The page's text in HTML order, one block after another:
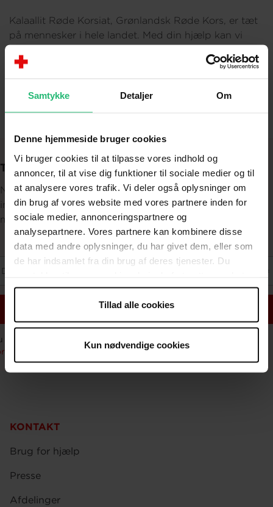
Samtykke Detaljer Om
Denne hjemmeside bruger cookies
Vi bruger cookies til at tilpasse vores indhold og
annoncer, til at vise dig funktioner til sociale medier og til
at analysere vores trafik. Vi deler også oplysninger om
din brug af vores website med vores partnere inden for
sociale medier, annonceringspartnere og
analysepartnere. Vores partnere kan kombinere disse
data med andre oplysninger, du har givet dem, eller som
de har indsamlet fra din brug af deres tjenester. Du
anvende vores hjemmeside.
Tillad alle cookies
Kun nødvendige cookies
Kalaallit Røde Korsiat, Grønlandsk Røde Kors, er tæt
på mennesker i hele landet. Med din hjælp kan vi
værktøjer til at tale med børn om deres bekymringer.
et varmt sted at lande, når livet bliver utrygt.
Tilmeld dig Røde Kors’ nyhedsbrev
Når du tilmelder dig vores nyhedsbrev, får du løbende
indblik i Røde Kors’ arbejde og hvordan du kan være
med til at gøre en forskel.
KONTAKT
Brug for hjælp
Presse
Afdelinger